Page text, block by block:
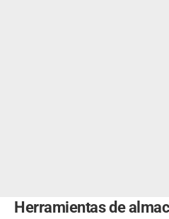
Herramientas de